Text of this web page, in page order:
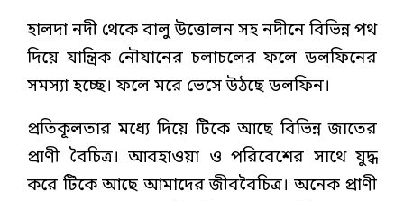
হালদা নদী থেকে বালু উত্তোলন সহ নদীনে বিভিন্ন পথ
দিয়ে যান্ত্রিক নৌযানের চলাচলের ফলে ডলফিনের
সমস্যা হচ্ছে। ফলে মরে ভেসে উঠছে ডলফিন।
প্রতিকূলতার মধ্যে দিয়ে টিকে আছে বিভিন্ন জাতের
প্রাণী বৈচিত্র। আবহাওয়া ও পরিবেশের সাথে যুদ্ধ
করে টিকে আছে আমাদের জীববৈচিত্র। অনেক প্রাণী